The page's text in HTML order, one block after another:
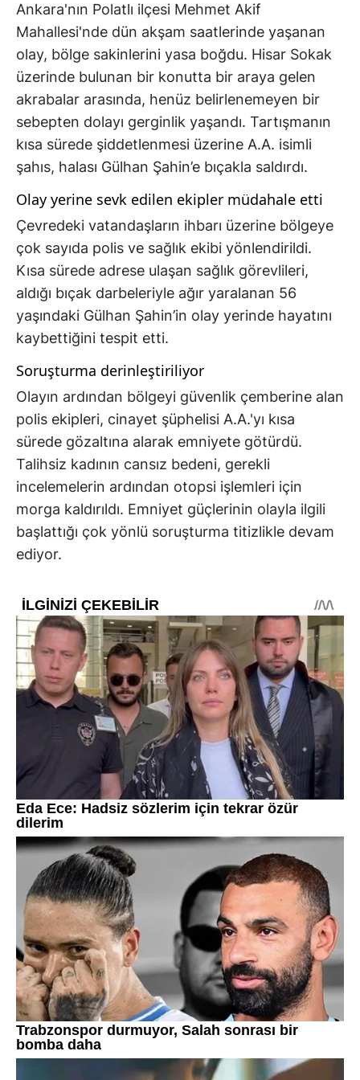
Ankara'nın Polatlı ilçesi Mehmet Akif
Mahallesi'nde dün akşam saatlerinde yaşanan
olay, bölge sakinlerini yasa boğdu. Hisar Sokak
üzerinde bulunan bir konutta bir araya gelen
akrabalar arasında, henüz belirlenemeyen bir
sebepten dolayı gerginlik yaşandı. Tartışmanın
kısa sürede şiddetlenmesi üzerine A.A. isimli
şahıs, halası Gülhan Şahin’e bıçakla saldırdı.
Olay yerine sevk edilen ekipler müdahale etti
Çevredeki vatandaşların ihbarı üzerine bölgeye
çok sayıda polis ve sağlık ekibi yönlendirildi.
Kısa sürede adrese ulaşan sağlık görevlileri,
aldığı bıçak darbeleriyle ağır yaralanan 56
yaşındaki Gülhan Şahin’in olay yerinde hayatını
kaybettiğini tespit etti.
Soruşturma derinleştiriliyor
Olayın ardından bölgeyi güvenlik çemberine alan
polis ekipleri, cinayet şüphelisi A.A.'yı kısa
sürede gözaltına alarak emniyete götürdü.
Talihsiz kadının cansız bedeni, gerekli
incelemelerin ardından otopsi işlemleri için
morga kaldırıldı. Emniyet güçlerinin olayla ilgili
başlattığı çok yönlü soruşturma titizlikle devam
ediyor.